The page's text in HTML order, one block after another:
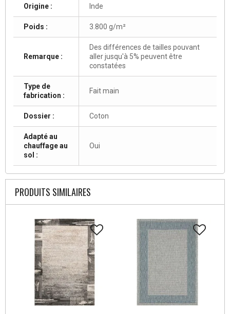
Origine : Inde
Poids : 3.800 g/m²
Remarque :
Des différences de tailles pouvant
aller jusqu'à 5% peuvent être
constatées
Type de
fabrication :
Fait main
Dossier : Coton
Adapté au
chauffage au
sol :
Oui
PRODUITS SIMILAIRES